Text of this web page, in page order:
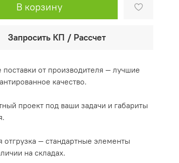
В корзину
Запросить КП / Рассчет
от производителя — лучшие
качество.
проект под ваши задачи и габариты
отгрузка — стандартные элементы
на складах.